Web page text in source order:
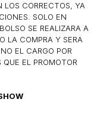
LOS CORRECTOS, YA
SOLO EN
SE REALIZARA A
LA COMPRA Y SERA
EL CARGO POR
EL PROMOTOR